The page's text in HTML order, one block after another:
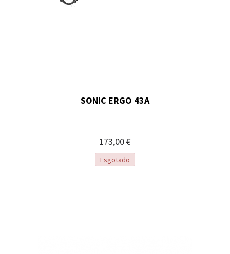
SONIC ERGO 43A
173,00 €
Esgotado